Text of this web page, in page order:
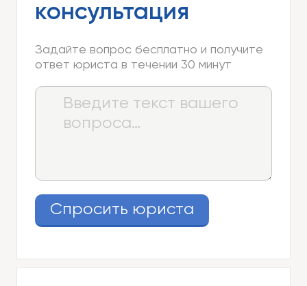
консультация
Задайте вопрос бесплатно и получите
ответ юриста в течении 30 минут
Спросить юриста